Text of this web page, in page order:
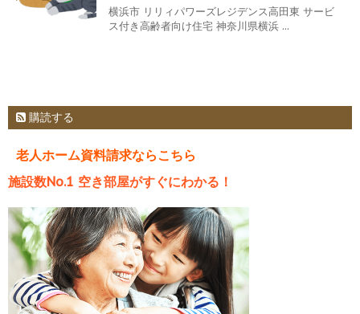
横浜市 リリィパワーズレジデンス高田東 サービ
ス付き高齢者向け住宅 神奈川県横浜 ...
購読する
老人ホーム資料請求ならこちら
施設数No.1 空き部屋がすぐにわかる！